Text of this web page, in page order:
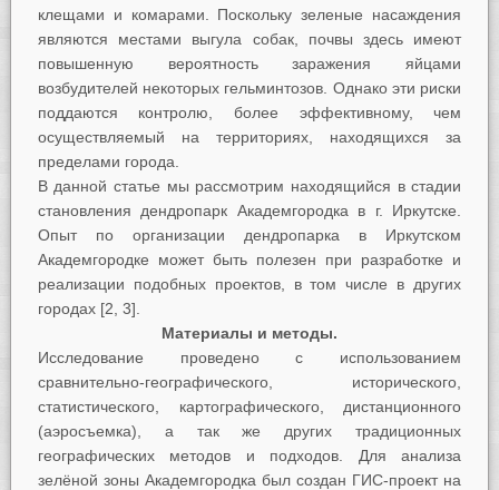
клещами и комарами. Поскольку зеленые насаждения
являются местами выгула собак, почвы здесь имеют
повышенную вероятность заражения яйцами
возбудителей некоторых гельминтозов. Однако эти риски
поддаются контролю, более эффективному, чем
осуществляемый на территориях, находящихся за
пределами города.
В данной статье мы рассмотрим находящийся в стадии
становления дендропарк Академгородка в г. Иркутске.
Опыт по организации дендропарка в Иркутском
Академгородке может быть полезен при разработке и
реализации подобных проектов, в том числе в других
городах [2, 3].
Материалы и методы.
Исследование проведено с использованием
сравнительно-географического, исторического,
статистического, картографического, дистанционного
(аэросъемка), а так же других традиционных
географических методов и подходов. Для анализа
зелёной зоны Академгородка был создан ГИС-проект на